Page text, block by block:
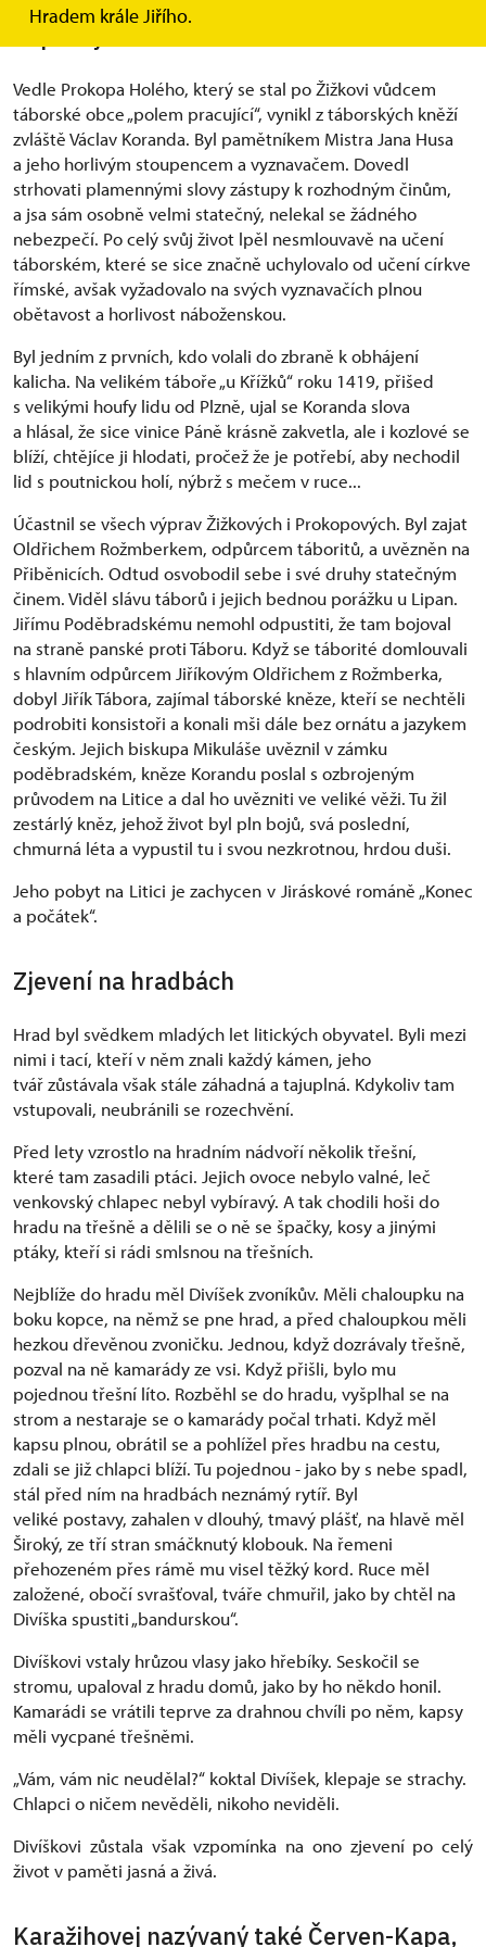
Hradem krále Jiřího.
Vedle Prokopa Holého, který se stal po Žižkovi vůdcem
táborské obce „polem pracující“, vynikl z táborských kněží
zvláště Václav Koranda. Byl pamětníkem Mistra Jana Husa
a jeho horlivým stoupencem a vyznavačem. Dovedl
strhovati plamennými slovy zástupy k rozhodným činům,
a jsa sám osobně velmi statečný, nelekal se žádného
nebezpečí. Po celý svůj život lpěl nesmlouvavě na učení
táborském, které se sice značně uchylovalo od učení církve
římské, avšak vyžadovalo na svých vyznavačích plnou
obětavost a horlivost náboženskou.
Byl jedním z prvních, kdo volali do zbraně k obhájení
kalicha. Na velikém táboře „u Křížků“ roku 1419, přišed
s velikými houfy lidu od Plzně, ujal se Koranda slova
a hlásal, že sice vinice Páně krásně zakvetla, ale i kozlové se
blíží, chtějíce ji hlodati, pročež že je potřebí, aby nechodil
lid s poutnickou holí, nýbrž s mečem v ruce...
Účastnil se všech výprav Žižkových i Prokopových. Byl zajat
Oldřichem Rožmberkem, odpůrcem táboritů, a uvězněn na
Přiběnicích. Odtud osvobodil sebe i své druhy statečným
činem. Viděl slávu táborů i jejich bednou porážku u Lipan.
Jiřímu Poděbradskému nemohl odpustiti, že tam bojoval
na straně panské proti Táboru. Když se táborité domlouvali
s hlavním odpůrcem Jiříkovým Oldřichem z Rožmberka,
dobyl Jiřík Tábora, zajímal táborské kněze, kteří se nechtěli
podrobiti konsistoři a konali mši dále bez ornátu a jazykem
českým. Jejich biskupa Mikuláše uvěznil v zámku
poděbradském, kněze Korandu poslal s ozbrojeným
průvodem na Litice a dal ho uvězniti ve veliké věži. Tu žil
zestárlý kněz, jehož život byl pln bojů, svá poslední,
chmurná léta a vypustil tu i svou nezkrotnou, hrdou duši.
Jeho pobyt na Litici je zachycen v Jiráskové románě „Konec
a počátek“.
Zjevení na hradbách
Hrad byl svědkem mladých let litických obyvatel. Byli mezi
nimi i tací, kteří v něm znali každý kámen, jeho
tvář zůstávala však stále záhadná a tajuplná. Kdykoliv tam
vstupovali, neubránili se rozechvění.
Před lety vzrostlo na hradním nádvoří několik třešní,
které tam zasadili ptáci. Jejich ovoce nebylo valné, leč
venkovský chlapec nebyl vybíravý. A tak chodili hoši do
hradu na třešně a dělili se o ně se špačky, kosy a jinými
ptáky, kteří si rádi smlsnou na třešních.
Nejblíže do hradu měl Divíšek zvoníkův. Měli chaloupku na
boku kopce, na němž se pne hrad, a před chaloupkou měli
hezkou dřevěnou zvoničku. Jednou, když dozrávaly třešně,
pozval na ně kamarády ze vsi. Když přišli, bylo mu
pojednou třešní líto. Rozběhl se do hradu, vyšplhal se na
strom a nestaraje se o kamarády počal trhati. Když měl
kapsu plnou, obrátil se a pohlížel přes hradbu na cestu,
zdali se již chlapci blíží. Tu pojednou - jako by s nebe spadl,
stál před ním na hradbách neznámý rytíř. Byl
veliké postavy, zahalen v dlouhý, tmavý plášť, na hlavě měl
Široký, ze tří stran smáčknutý klobouk. Na řemeni
přehozeném přes rámě mu visel těžký kord. Ruce měl
založené, obočí svrašťoval, tváře chmuřil, jako by chtěl na
Divíška spustiti „bandurskou“.
Divíškovi vstaly hrůzou vlasy jako hřebíky. Seskočil se
stromu, upaloval z hradu domů, jako by ho někdo honil.
Kamarádi se vrátili teprve za drahnou chvíli po něm, kapsy
měli vycpané třešněmi.
„Vám, vám nic neudělal?“ koktal Divíšek, klepaje se strachy.
Chlapci o ničem nevěděli, nikoho neviděli.
Divíškovi zůstala však vzpomínka na ono zjevení po celý
život v paměti jasná a živá.
Karažihovej nazývaný také Červen-Kapa,